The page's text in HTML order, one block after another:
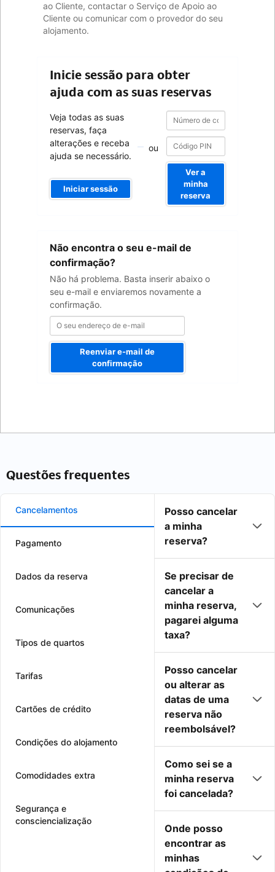
ao Cliente, contactar o Serviço de Apoio ao
Cliente ou comunicar com o provedor do seu
alojamento.
Inicie sessão para obter
ajuda com as suas reservas
Veja todas as suas
reservas, faça
alterações e receba
ajuda se necessário.
Iniciar sessão
ou
Número
de
confirmação
Número
confirmação
Ver a
minha
reserva
Não encontra o seu e-mail de
confirmação?
Não há problema. Basta inserir abaixo o
seu e-mail e enviaremos novamente a
confirmação.
endereço
Reenviar e-mail de
confirmação
Questões frequentes
Cancelamentos
Pagamento
Dados da reserva
Comunicações
Tipos de quartos
Tarifas
Cartões de crédito
Condições do alojamento
Comodidades extra
Segurança e
consciencialização
Posso cancelar
a minha
reserva?
Se precisar de
cancelar a
minha reserva,
pagarei alguma
taxa?
Posso cancelar
ou alterar as
datas de uma
reserva não
reembolsável?
Como sei se a
minha reserva
foi cancelada?
Onde posso
encontrar as
minhas